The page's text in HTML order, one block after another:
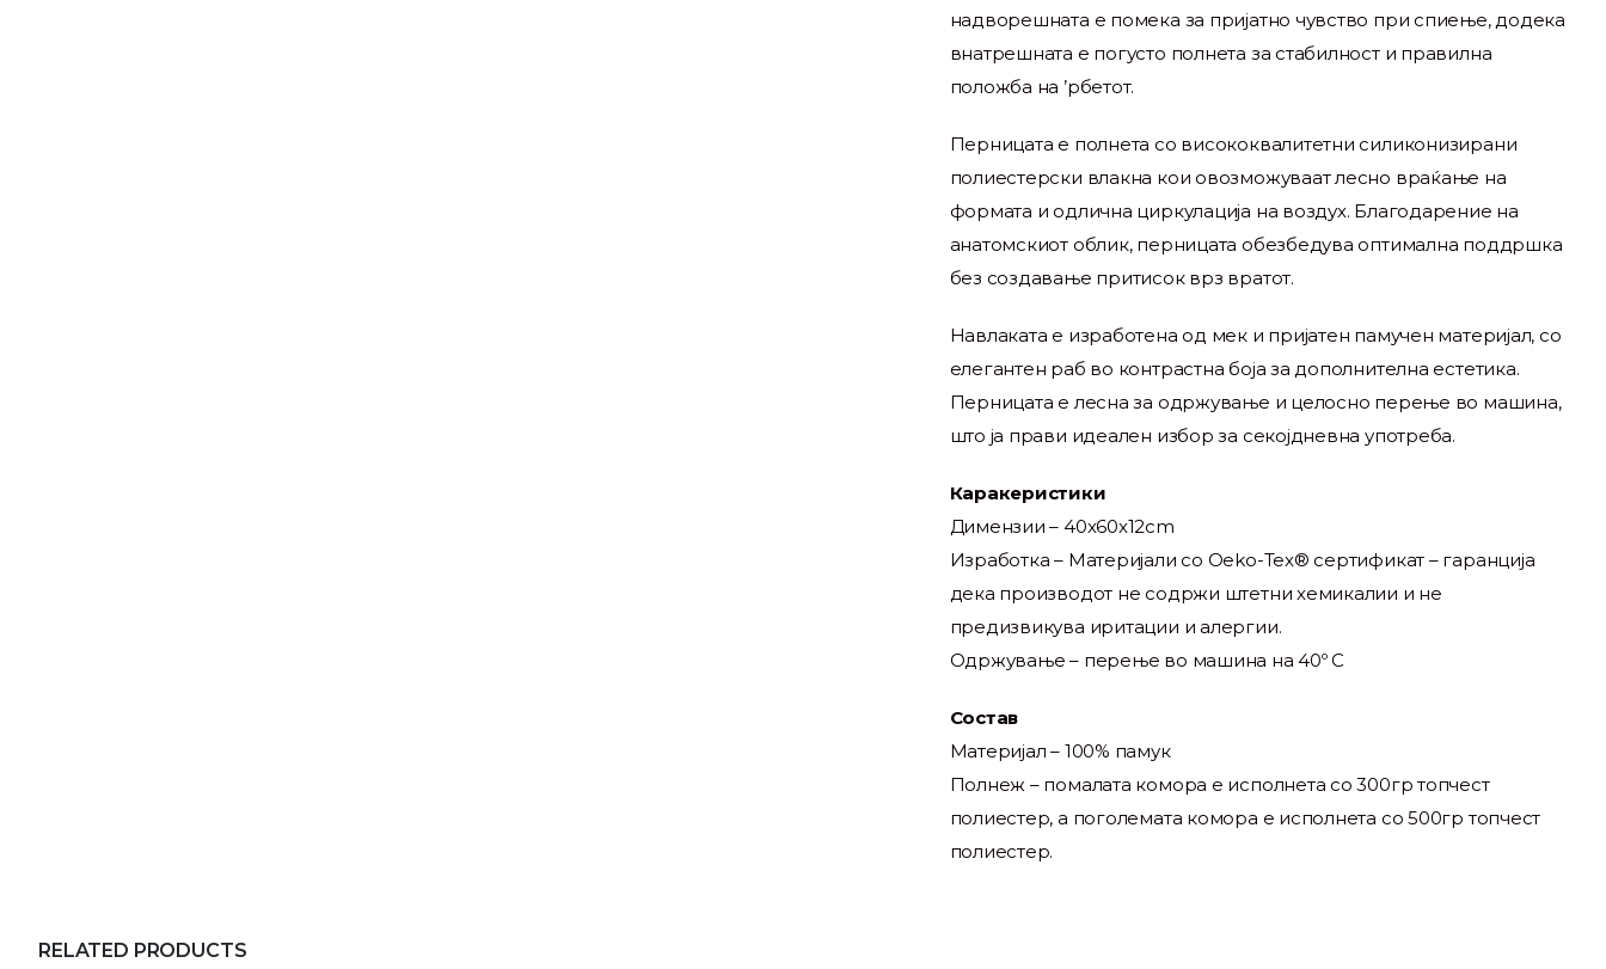
надворешната е помека за пријатно чувство при спиење, додека
внатрешната е погусто полнета за стабилност и правилна
положба на ’рбетот.
Перницата е полнета со висококвалитетни силиконизирани
полиестерски влакна кои овозможуваат лесно враќање на
формата и одлична циркулација на воздух. Благодарение на
анатомскиот облик, перницата обезбедува оптимална поддршка
без создавање притисок врз вратот.
Навлаката е изработена од мек и пријатен памучен материјал, со
елегантен раб во контрастна боја за дополнителна естетика.
Перницата е лесна за одржување и целосно перење во машина,
што ја прави идеален избор за секојдневна употреба.
Каракеристики
Димензии – 40x60x12cm
Изработка – Материјали со Oeko-Tex® сертификат – гаранција
дека производот не содржи штетни хемикалии и не
предизвикува иритации и алергии.
Одржување – перење во машина на 40º C
Состав
Материјал – 100% памук
Полнеж – помалата комора е исполнета со 300гр топчест
полиестер, а поголемата комора е исполнета со 500гр топчест
полиестер.
RELATED PRODUCTS